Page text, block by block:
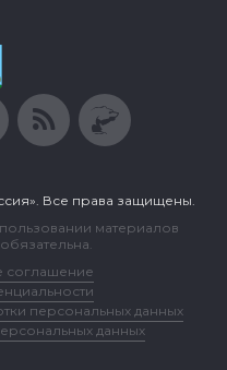
Все права защищены.
материалов
соглашение
персональных данных
данных